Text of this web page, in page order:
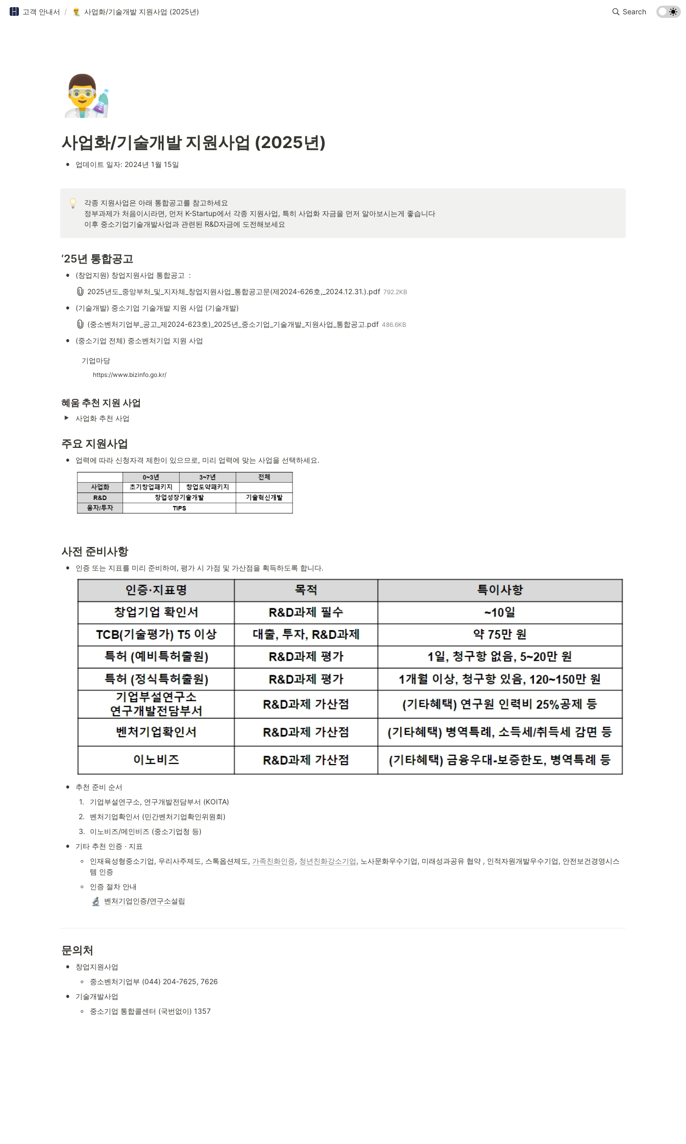
고객 안내서 / 사업화/기술개발 지원사업 (2025년) Search
👨‍🔬
사업화/기술개발 지원사업 (2025년)
• 업데이트 일자: 2024년 1월 15일
각종 지원사업은 아래 통합공고를 참고하세요
정부과제가 처음이시라면, 먼저 K-Startup에서 각종 지원사업, 특히 사업화 자금을 먼저 알아보시는게 좋습니다
이후 중소기업기술개발사업과 관련된 R&D자금에 도전해보세요
‘25년 통합공고
•
(창업지원) 창업지원사업 통합공고  :
2025년도_중앙부처_및_지자체_창업지원사업_통합공고문(제2024-626호,_2024.12.31.).pdf 792.2KB
•
(기술개발) 중소기업 기술개발 지원 사업 (기술개발)
(중소벤처기업부_공고_제2024-623호)_2025년_중소기업_기술개발_지원사업_통합공고.pdf 486.6KB
• (중소기업 전체) 중소벤처기업 지원 사업
기업마당
https://www.bizinfo.go.kr/
혜움 추천 지원 사업
사업화 추천 사업
주요 지원사업
• 업력에 따라 신청자격 제한이 있으므로, 미리 업력에 맞는 사업을 선택하세요.
사전 준비사항
• 인증 또는 지표를 미리 준비하여, 평가 시 가점 및 가산점을 획득하도록 합니다.
•
추천 준비 순서
1.
기업부설연구소, 연구개발전담부서 (KOITA)
2.
벤처기업확인서 (민간벤처기업확인위원회)
3. 이노비즈/메인비즈 (중소기업청 등)
• 기타 추천 인증 · 지표
◦ 인재육성형중소기업, 우리사주제도, 스톡옵션제도, 가족친화인증, 청년친화강소기업, 노사문화우수기업, 미래성과공유 협약 , 인적자원개발우수기업, 안전보건경영시스
템 인증
◦
인증 절차 안내
벤처기업인증/연구소설립
문의처
• 창업지원사업
◦ 중소벤처기업부 (044) 204-7625, 7626
• 기술개발사업
◦ 중소기업 통합콜센터 (국번없이) 1357